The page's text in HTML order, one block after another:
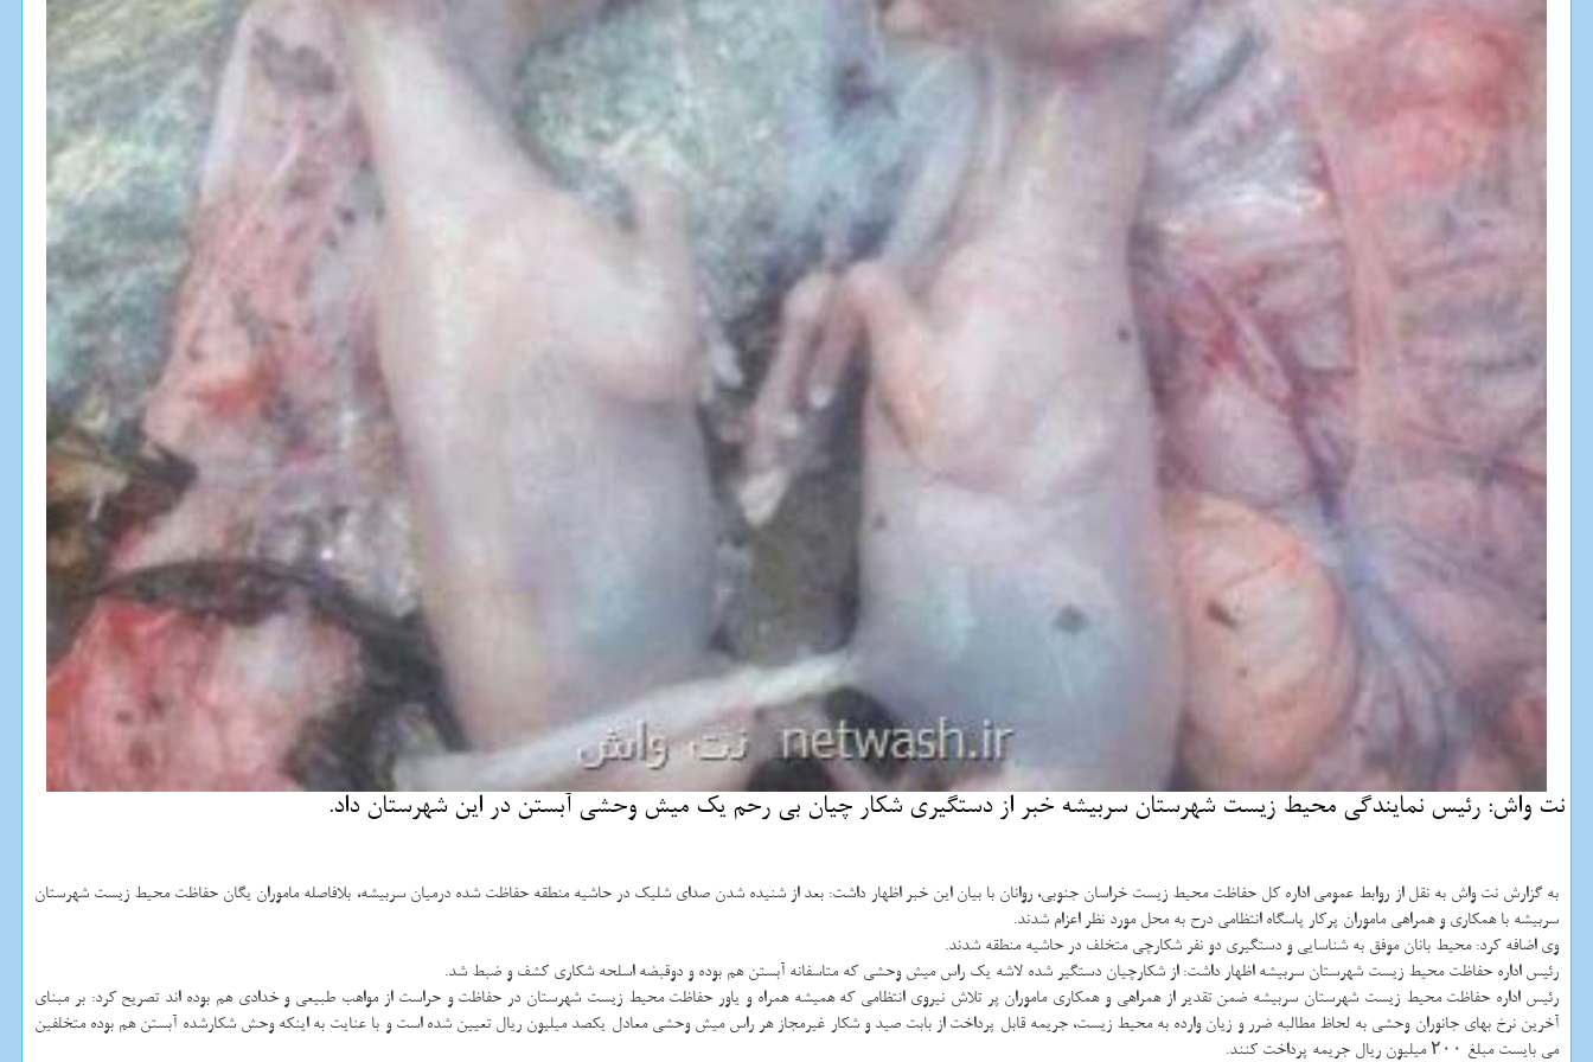
نت واش: رئیس نمایندگی محیط زیست شهرستان سربیشه خبر از دستگیری شكار چیان بی رحم یك میش وحشی آبستن در این شهرستان داد.
به گزارش نت واش به نقل از روابط عمومی اداره كل حفاظت محیط زیست خراسان جنوبی، روانان با بیان این خبر اظهار داشت: بعد از شنیده شدن صدای شلیك در حاشیه منطقه حفاظت شده درمیان سربیشه، بلافاصله ماموران یگان حفاظت محیط زیست شهرستان
سربیشه با همكاری و همراهی ماموران پركار پاسگاه انتظامی درح به محل مورد نظر اعزام شدند.
وی اضافه كرد: محیط بانان موفق به شناسایی و دستگیری دو نفر شكارچی متخلف در حاشیه منطقه شدند.
رئیس اداره حفاظت محیط زیست شهرستان سربیشه اظهار داشت: از شكارچیان دستگیر شده لاشه یك راس میش وحشی كه متاسفانه آبستن هم بوده و دوقبضه اسلحه شكاری كشف و ضبط شد.
رئیس اداره حفاظت محیط زیست شهرستان سربیشه ضمن تقدیر از همراهی و همكاری ماموران پر تلاش نیروی انتظامی كه همیشه همراه و یاور حفاظت محیط زیست شهرستان در حفاظت و حراست از مواهب طبیعی و خدادی هم بوده اند تصریح كرد: بر مبنای
آخرین نرخ بهای جانوران وحشی به لحاظ مطالبه ضرر و زیان وارده به محیط زیست، جریمه قابل پرداخت از بابت صید و شكار غیرمجاز هر راس میش وحشی معادل یكصد میلیون ریال تعیین شده است و با عنایت به اینكه وحش شكارشده آبستن هم بوده متخلفین
می بایست مبلغ ۲۰۰ میلیون ریال جریمه پرداخت كنند.